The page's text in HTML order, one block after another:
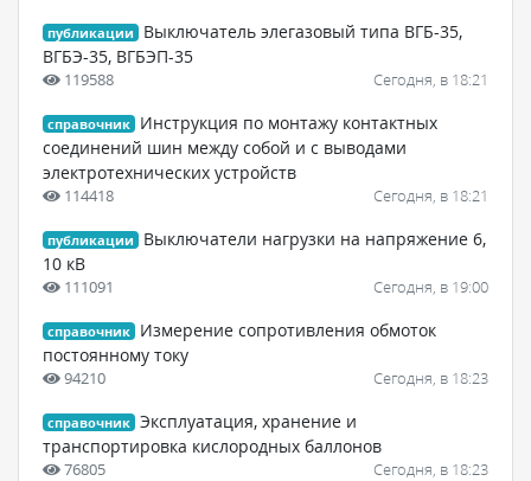
публикации
Выключатель элегазовый типа ВГБ-35,
ВГБЭ-35, ВГБЭП-35
119588 Сегодня, в 18:21
справочник
Инструкция по монтажу контактных
соединений шин между собой и с выводами
электротехнических устройств
114418 Сегодня, в 18:21
публикации
Выключатели нагрузки на напряжение 6,
10 кВ
111091 Сегодня, в 19:00
справочник
Измерение сопротивления обмоток
постоянному току
94210 Сегодня, в 18:23
справочник Эксплуатация, хранение и
транспортировка кислородных баллонов
76805 Сегодня, в 18:23